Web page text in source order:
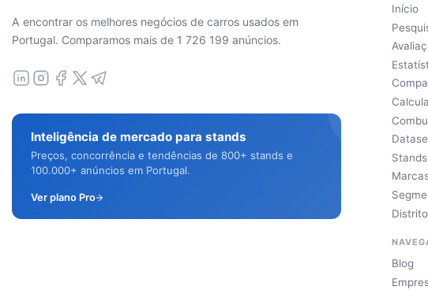
A encontrar os melhores negócios de carros usados em
Portugal. Comparamos mais de 1 726 199 anúncios.
Inteligência de mercado para stands
Preços, concorrência e tendências de 800+ stands e
100.000+ anúncios em Portugal.
Ver plano Pro
Início
Stands
Blog